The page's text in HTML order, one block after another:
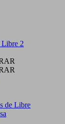
Libre 2
de Libre